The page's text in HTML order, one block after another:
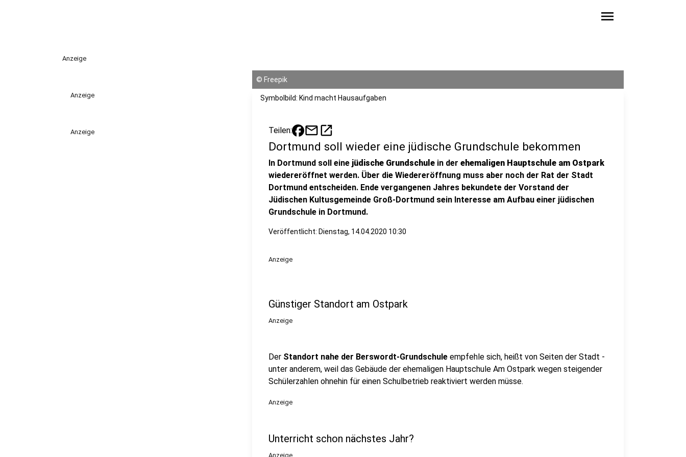
menu
Anzeige
Anzeige
Anzeige
© Freepik
Symbolbild: Kind macht Hausaufgaben
Teilen: mailopen_in_new
Dortmund soll wieder eine jüdische Grundschule bekommen
In Dortmund soll eine jüdische Grundschule in der ehemaligen Hauptschule am Ostpark
wiedereröffnet werden. Über die Wiedereröffnung muss aber noch der Rat der Stadt
Dortmund entscheiden. Ende vergangenen Jahres bekundete der Vorstand der
Jüdischen Kultusgemeinde Groß-Dortmund sein Interesse am Aufbau einer jüdischen
Grundschule in Dortmund.
Veröffentlicht: Dienstag, 14.04.2020 10:30
Anzeige
Günstiger Standort am Ostpark
Anzeige
Der Standort nahe der Berswordt-Grundschule empfehle sich, heißt von Seiten der Stadt -
unter anderem, weil das Gebäude der ehemaligen Hauptschule Am Ostpark wegen steigender
Schülerzahlen ohnehin für einen Schulbetrieb reaktiviert werden müsse.
Anzeige
Unterricht schon nächstes Jahr?
Anzeige